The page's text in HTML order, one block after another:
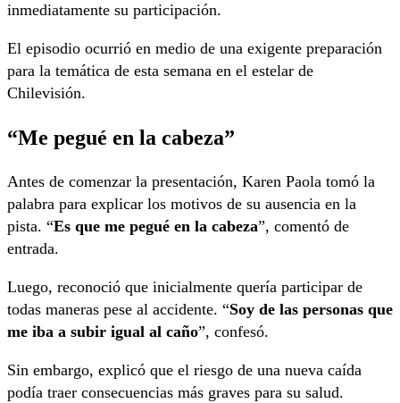
inmediatamente su participación.
El episodio ocurrió en medio de una exigente preparación
para la temática de esta semana en el estelar de
Chilevisión.
“Me pegué en la cabeza”
Antes de comenzar la presentación, Karen Paola tomó la
palabra para explicar los motivos de su ausencia en la
pista. “Es que me pegué en la cabeza”, comentó de
entrada.
Luego, reconoció que inicialmente quería participar de
todas maneras pese al accidente. “Soy de las personas que
me iba a subir igual al caño”, confesó.
Sin embargo, explicó que el riesgo de una nueva caída
podía traer consecuencias más graves para su salud.